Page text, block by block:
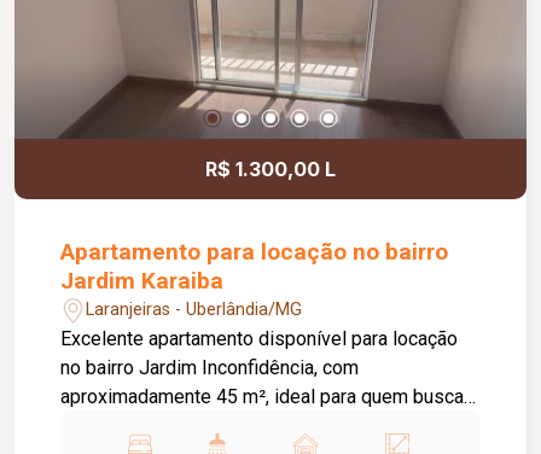
R$ 1.300,00 L
Apartamento para locação no bairro
Jardim Karaiba
Laranjeiras - Uberlândia/MG
Excelente apartamento disponível para locação
no bairro Jardim Inconfidência, com
aproximadamente 45 m², ideal para quem busca